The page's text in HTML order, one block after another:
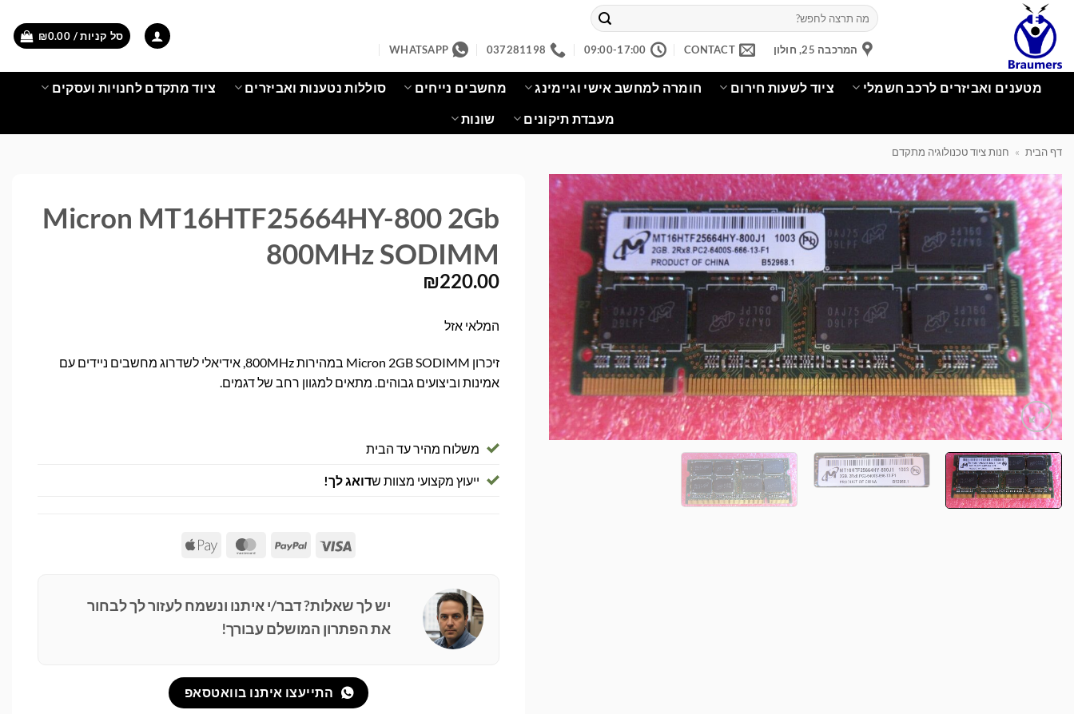
content
חיפוש
עבור:
המרכבה 25, חולון CONTACT
09:00-17:00
037281198
WHATSAPP
סל קניות / ₪0.00
מטענים ואביזרים לרכב חשמלי ציוד לשעות חירום חומרה למחשב אישי וגיימינג מחשבים נייחים סוללות נטענות ואביזרים ציוד מתקדם לחנויות ועסקים
מעבדת תיקונים שונות
דף הבית » חנות ציוד טכנולוגיה מתקדם
Micron MT16HTF25664HY-800 2Gb
800MHz SODIMM
₪220.00
המלאי אזל
זיכרון Micron 2GB SODIMM במהירות 800MHz, אידיאלי לשדרוג מחשבים ניידים עם
אמינות וביצועים גבוהים. מתאים למגוון רחב של דגמים.
משלוח מהיר עד הבית
ייעוץ מקצועי מצוות שדואג לך!
Visa
PayPal
MasterCard
Apple
יש לך שאלות? דבר/י איתנו ונשמח לעזור לך לבחור
את הפתרון המושלם עבורך!
התייעצו איתנו בוואטסאפ